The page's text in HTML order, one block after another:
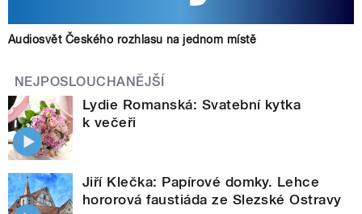
Audiosvět Českého rozhlasu na jednom místě
NEJPOSLOUCHANĚJŠÍ
Lydie Romanská: Svatební kytka
k večeři
Jiří Klečka: Papírové domky. Lehce
hororová faustiáda ze Slezské Ostravy